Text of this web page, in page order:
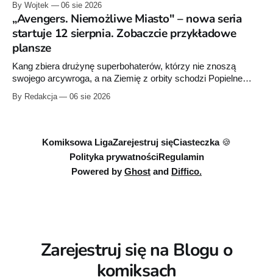
raz”, którego pierwsze wydanie ukazało się w 2015 roku.
By Wojtek 06 sie 2026
„Avengers. Niemożliwe Miasto" – nowa seria
startuje 12 sierpnia. Zobaczcie przykładowe
plansze
Kang zbiera drużynę superbohaterów, którzy nie znoszą
swojego arcywroga, a na Ziemię z orbity schodzi Popielne
serii Avengers autorstwa Jeda MacKaya trafia do sklepów 12
By Redakcja 06 sie 2026
Komiksowa LigaZarejestruj sięCiasteczka 🍪
Polityka prywatnościRegulamin
Powered by Ghost and Diffico.
Zarejestruj się na Blogu o
komiksach